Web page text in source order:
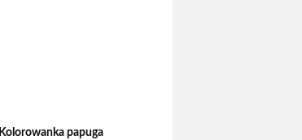
Kolorowanka papuga